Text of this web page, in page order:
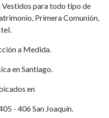
para todo tipo de
Primera Comunión,
a Medida.
en Santiago.
en
- 406 San Joaquín.